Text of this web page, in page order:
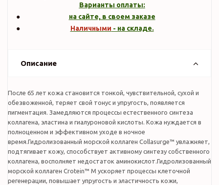
Варианты оплаты:
на сайте, в своем заказе
Наличными - на складе.
Описание
После 65 лет кожа становится тонкой, чувствительной, сухой и
обезвоженной, теряет свой тонус и упругость, появляется
пигментация. Замедляются процессы естественного синтеза
коллагена, эластина и гиалуроновой кислоты. Кожа нуждается в
полноценном и эффективном уходе в ночное
время.Гидролизованный морской коллаген Collasurge™ увлажняет,
подтягивает кожу, способствует активному синтезу собственного
коллагена, восполняет недостаток аминокислот.Гидролизованный
морской коллаген Crotein™ M ускоряет процессы клеточной
регенерации, повышает упругость и эластичность кожи,